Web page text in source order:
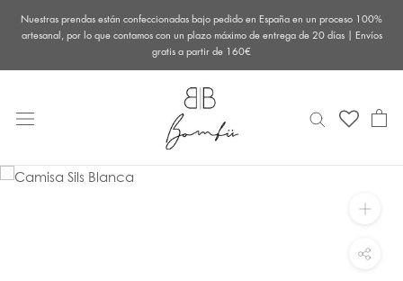
Nuestras prendas están confeccionadas bajo pedido en España en un proceso 100%
artesanal, por lo que contamos con un plazo máximo de entrega de 20 días | Envíos
gratis a partir de 160€